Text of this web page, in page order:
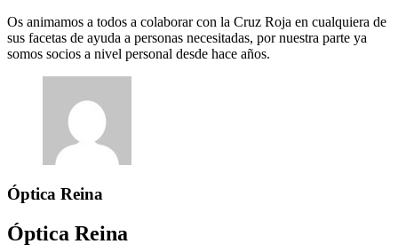
Os animamos a todos a colaborar con la Cruz Roja en cualquiera de
sus facetas de ayuda a personas necesitadas, por nuestra parte ya
somos socios a nivel personal desde hace años.
Óptica Reina
Óptica Reina